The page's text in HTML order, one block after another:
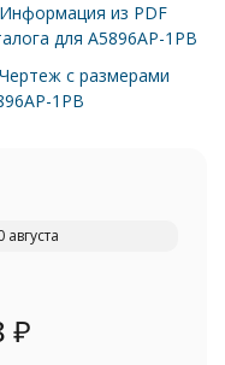
Информация из PDF
для A5896AP-1PB
Чертеж с размерами
1PB
₽